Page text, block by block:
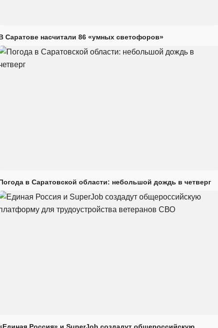
Саратове насчитали 86 «умных светофоров»
в Саратовской области: небольшой дождь в четверг